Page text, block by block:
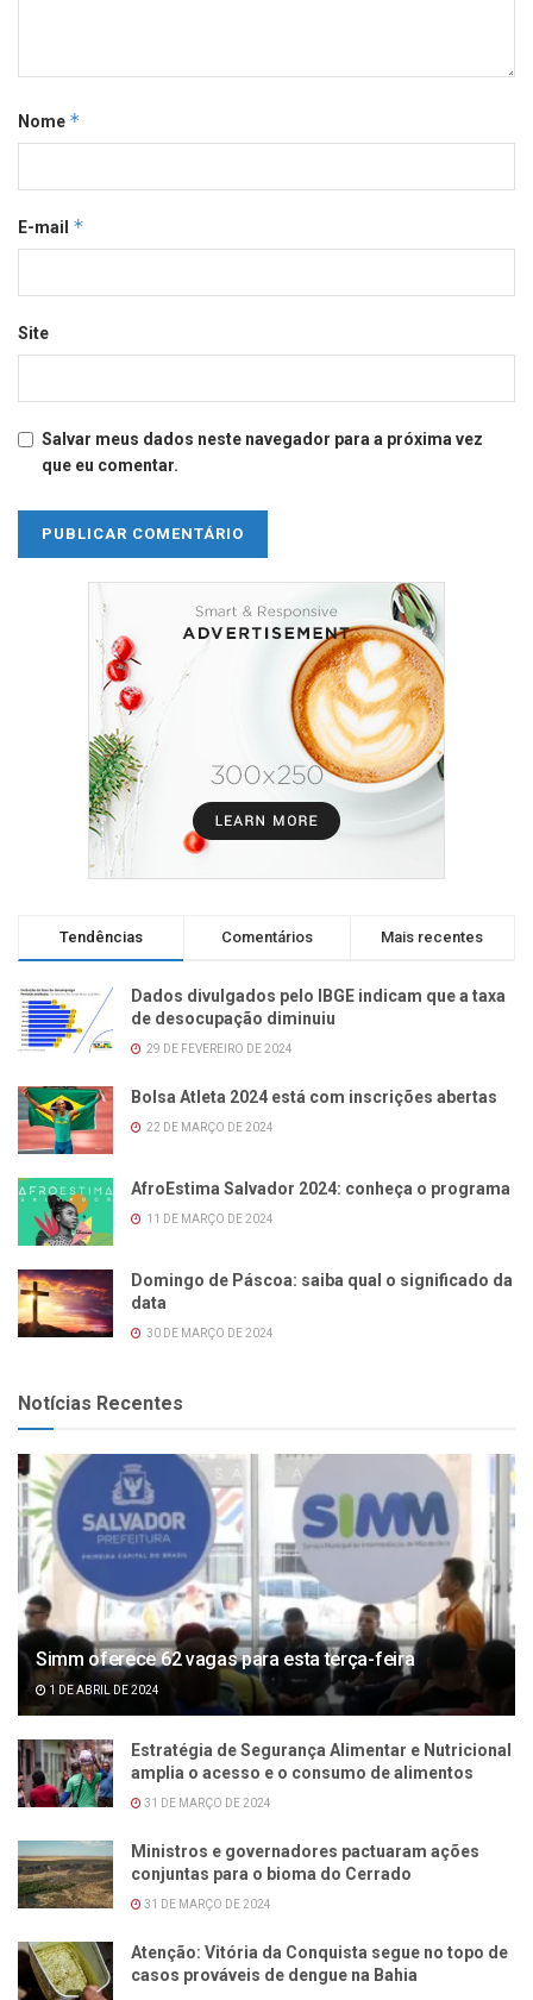
Nome *
E-mail *
Site
Salvar meus dados neste navegador para a próxima vez
que eu comentar.
Tendências Comentários Mais recentes
Dados divulgados pelo IBGE indicam que a taxa
de desocupação diminuiu
29 DE FEVEREIRO DE 2024
Bolsa Atleta 2024 está com inscrições abertas
22 DE MARÇO DE 2024
AfroEstima Salvador 2024: conheça o programa
11 DE MARÇO DE 2024
Domingo de Páscoa: saiba qual o significado da
data
30 DE MARÇO DE 2024
Notícias Recentes
Simm oferece 62 vagas para esta terça-feira
1 DE ABRIL DE 2024
Estratégia de Segurança Alimentar e Nutricional
amplia o acesso e o consumo de alimentos
31 DE MARÇO DE 2024
Ministros e governadores pactuaram ações
conjuntas para o bioma do Cerrado
31 DE MARÇO DE 2024
Atenção: Vitória da Conquista segue no topo de
casos prováveis de dengue na Bahia